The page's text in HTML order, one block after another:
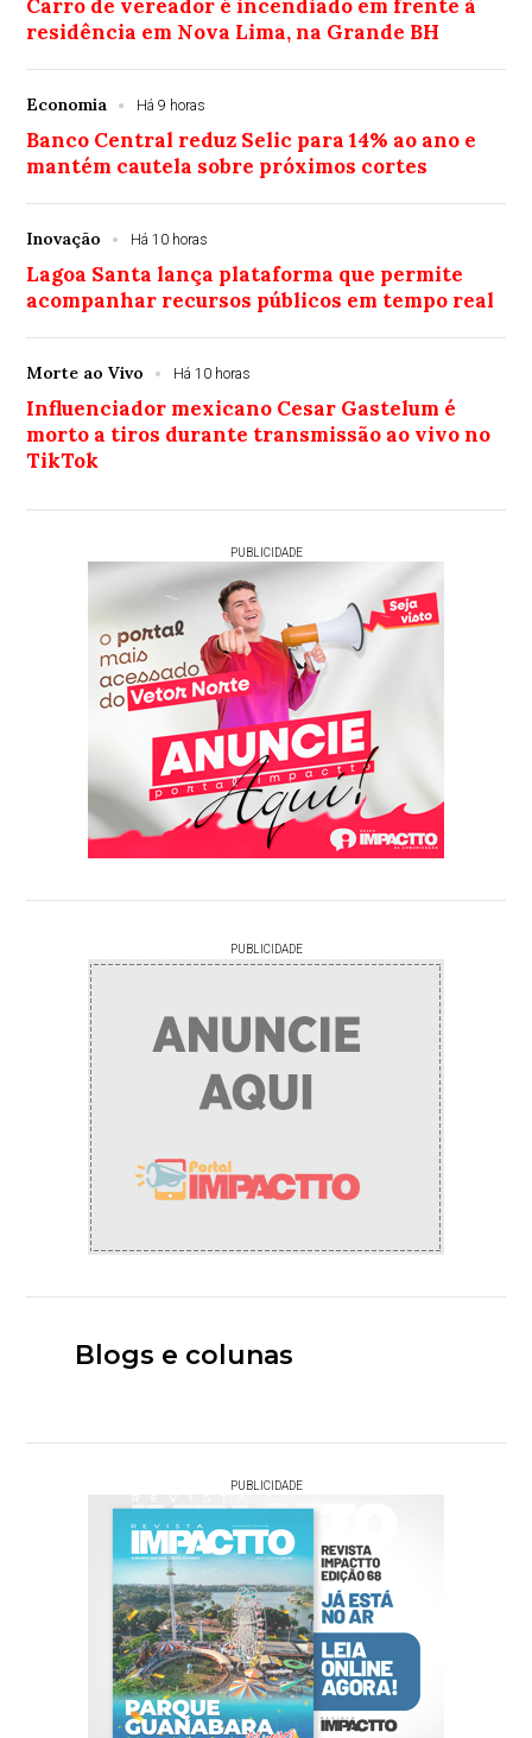
Carro de vereador é incendiado em frente à
residência em Nova Lima, na Grande BH
Economia Há 9 horas
Banco Central reduz Selic para 14% ao ano e
mantém cautela sobre próximos cortes
Inovação Há 10 horas
Lagoa Santa lança plataforma que permite
acompanhar recursos públicos em tempo real
Morte ao Vivo Há 10 horas
Influenciador mexicano Cesar Gastelum é
morto a tiros durante transmissão ao vivo no
TikTok
PUBLICIDADE
PUBLICIDADE
Blogs e colunas
PUBLICIDADE